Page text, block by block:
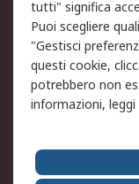
Condizioni di
Etica e
Chi Siamo
Chi Siamo
Supporto
tutti" significa
Puoi scegliere
"Gestisci
questi cookie,
potrebbero non
informazioni,